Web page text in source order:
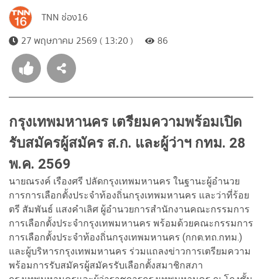
TNN ช่อง16
27 พฤษภาคม 2569 ( 13:20 )
86
กรุงเทพมหานคร เตรียมความพร้อมเปิด
รับสมัครผู้สมัคร ส.ก. และผู้ว่าฯ กทม. 28
พ.ค. 2569
นายณรงค์ เรืองศรี ปลัดกรุงเทพมหานคร ในฐานะผู้อำนวย
การการเลือกตั้งประจำท้องถิ่นกรุงเทพมหานคร และว่าที่ร้อย
ตรี สัมพันธ์ แสงคำเลิศ ผู้อำนวยการสำนักงานคณะกรรมการ
การเลือกตั้งประจำกรุงเทพมหานคร พร้อมด้วยคณะกรรมการ
การเลือกตั้งประจำท้องถิ่นกรุงเทพมหานคร (กกต.ทถ.กทม.)
และผู้บริหารกรุงเทพมหานคร ร่วมแถลงข่าวการเตรียมความ
พร้อมการรับสมัครผู้สมัครรับเลือกตั้งสมาชิกสภา